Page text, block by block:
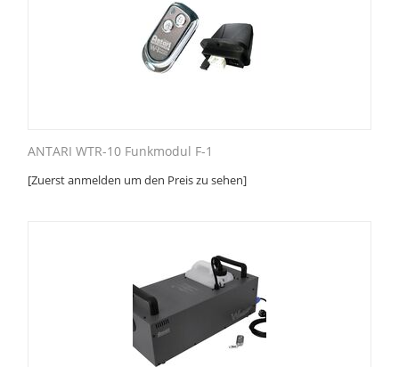
ANTARI WTR-10 Funkmodul F-1
[Zuerst anmelden um den Preis zu sehen]